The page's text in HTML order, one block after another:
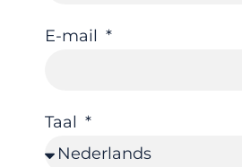
E-mail
Taal